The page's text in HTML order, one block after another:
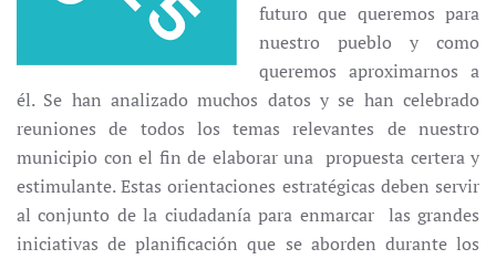
futuro que queremos para
nuestro pueblo y como
queremos aproximarnos a
él. Se han analizado muchos datos y se han celebrado
reuniones de todos los temas relevantes de nuestro
municipio con el fin de elaborar una propuesta certera y
estimulante. Estas orientaciones estratégicas deben servir
al conjunto de la ciudadanía para enmarcar las grandes
iniciativas de planificación que se aborden durante los